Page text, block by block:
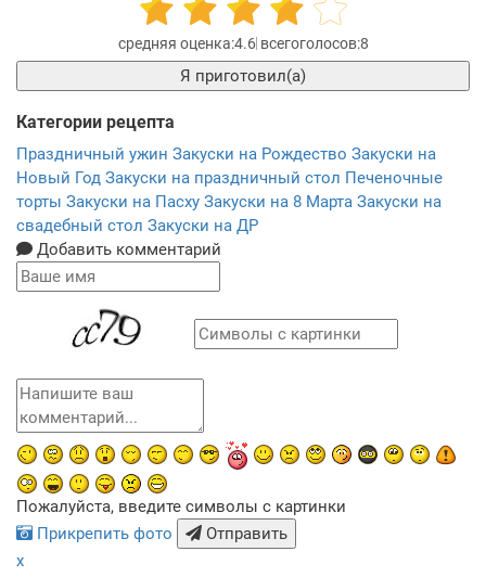
4.6 8
Я приготовил(а)
Категории рецепта
Праздничный ужин Закуски на Рождество Закуски на
Новый Год Закуски на праздничный стол Печеночные
торты Закуски на Пасху Закуски на 8 Марта Закуски на
свадебный стол Закуски на ДР
Добавить комментарий
Пожалуйста, введите символы с картинки
Прикрепить фото
Отправить
x